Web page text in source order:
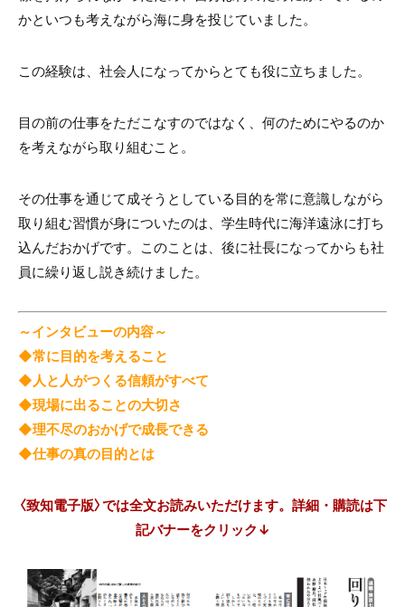
かといつも考えながら海に身を投じていました。
この経験は、社会人になってからとても役に立ちました。
目の前の仕事をただこなすのではなく、何のためにやるのか
を考えながら取り組むこと。
その仕事を通じて成そうとしている目的を常に意識しながら
取り組む習慣が身についたのは、学生時代に海洋遠泳に打ち
込んだおかげです。このことは、後に社長になってからも社
員に繰り返し説き続けました。
～インタビューの内容～
◆常に目的を考えること
◆人と人がつくる信頼がすべて
◆現場に出ることの大切さ
◆理不尽のおかげで成長できる
◆仕事の真の目的とは
〈致知電子版〉では全文お読みいただけます。詳細・購読は下
記バナーをクリック↓